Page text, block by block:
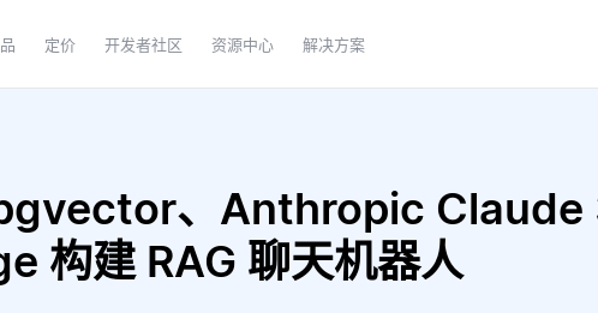
定价 开发者社区 资源中心 解决方案
、Anthropic Claude
构建 RAG 聊天机器人